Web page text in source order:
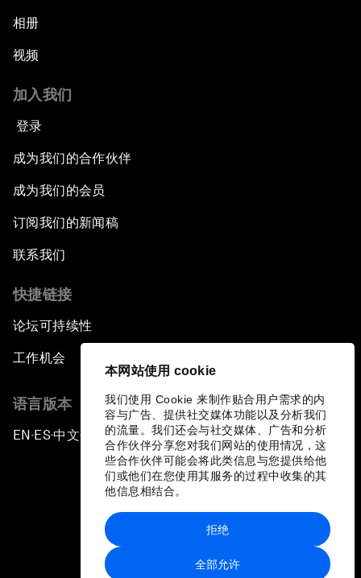
本网站使用 cookie
我们使用 Cookie 来制作贴合用户需求的内
容与广告、提供社交媒体功能以及分析我们
的流量。我们还会与社交媒体、广告和分析
合作伙伴分享您对我们网站的使用情况，这
些合作伙伴可能会将此类信息与您提供给他
们或他们在您使用其服务的过程中收集的其
他信息相结合。
全部允许
拒绝
相册
视频
加入我们
登录
成为我们的合作伙伴
成为我们的会员
订阅我们的新闻稿
联系我们
快捷链接
论坛可持续性
工作机会
语言版本
EN ▪ES▪中文▪ 日本語
站点地图